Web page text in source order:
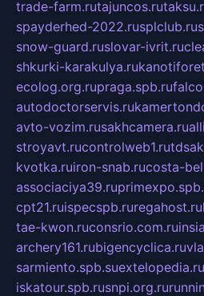
trade-farm.rutajuncos.ru
spayderhed-2022.rusplclub.ru
snow-guard.ruslovar-ivrit.ru
shkurki-karakulya.ru
ecolog.org.rupraga.spb.ru
autodoctorservis.ru
avto-vozim.rusakhcamera.ru
stroyavt.rucontrolweb1.ru
kvotka.ruiron-snab.rucosta-
associaciya39.ru
cpt21.ruispecspb.ruregahost.ru
tae-kwon.ruconsrio.com.ru
archery161.rubigencyclica.ru
sarmiento.spb.suextelopedia.ru
iskatour.spb.rusnpi.org.ru